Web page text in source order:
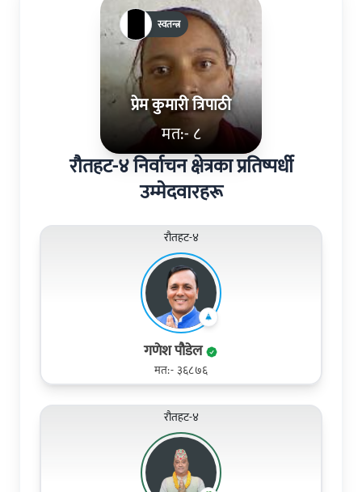
प्रेम कुमारी त्रिपाठी
मत:- ८
स्वतन्त्र
रौतहट-४ निर्वाचन क्षेत्रका प्रतिष्पर्धी
उम्मेदवारहरू
रौतहट-४
गणेश पौडेल
मत:- ३६८७६
रौतहट-४